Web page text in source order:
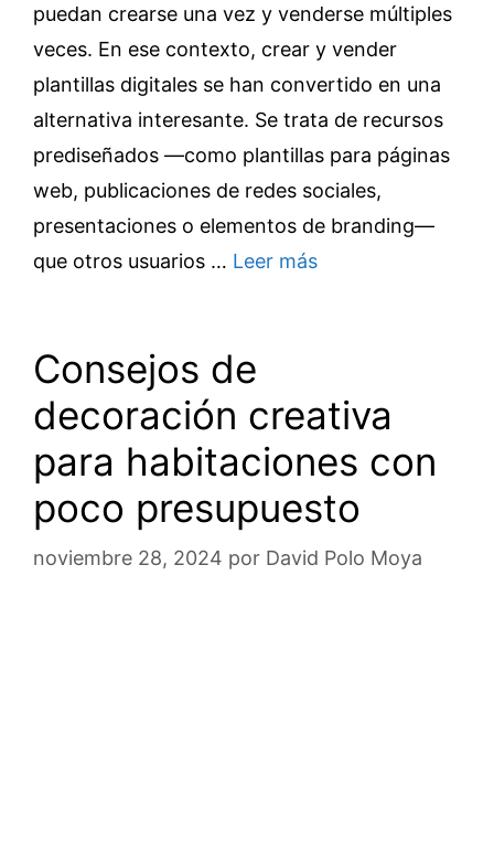
puedan crearse una vez y venderse múltiples
veces. En ese contexto, crear y vender
plantillas digitales se han convertido en una
alternativa interesante. Se trata de recursos
prediseñados —como plantillas para páginas
web, publicaciones de redes sociales,
presentaciones o elementos de branding—
que otros usuarios … Leer más
Consejos de
decoración creativa
para habitaciones con
poco presupuesto
noviembre 28, 2024 por David Polo Moya